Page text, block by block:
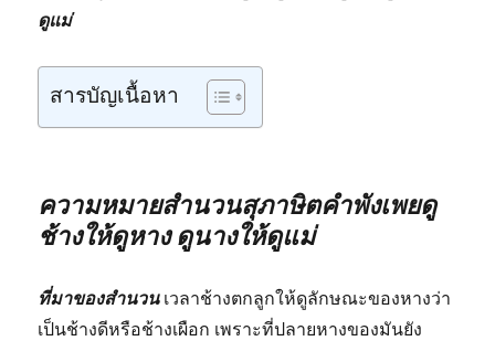
ดูแม่
สารบัญเนื้อหา
ความหมายสำนวนสุภาษิตคำพังเพยดู
ช้างให้ดูหาง ดูนางให้ดูแม่
ที่มาของสำนวนเวลาช้างตกลูกให้ดูลักษณะของหางว่า
เป็นช้างดีหรือช้างเผือก เพราะที่ปลายหางของมันยัง